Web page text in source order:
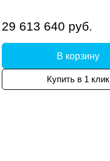
29 613 640 руб.
В корзину
Купить в 1 клик